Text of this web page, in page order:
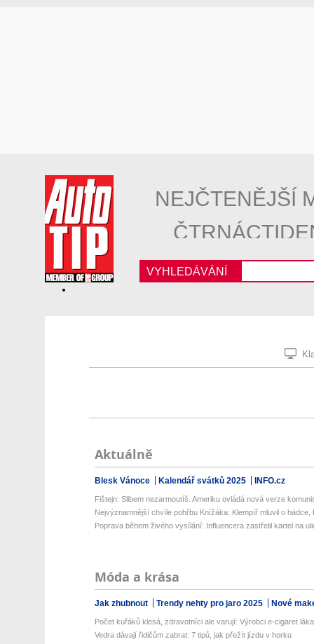
NEJČTENĚJŠÍ
VYHLEDÁVÁNÍ
Aktuálně
Blesk Vánoce Kalendář svátků 2025 INFO.cz
Fištejn: Slibem nezarmoutíš. Ameriku ovládá nová verze
Nejvýznamnější chvíle pohřbu Knížáka: Klempíř mluvil o hádce,
Poprava během živého vysílání: Influencera zastřelil kartel na
Móda a krása
Jak zhubnout Trendy nehty pro jaro 2025 Nové
Počet kuřáků klesá, zdravotníci ale varují: Výrobci e-cigaret
Vedra dávají řidičům zabrat: 7 tipů, jak přežít jízdu v horku